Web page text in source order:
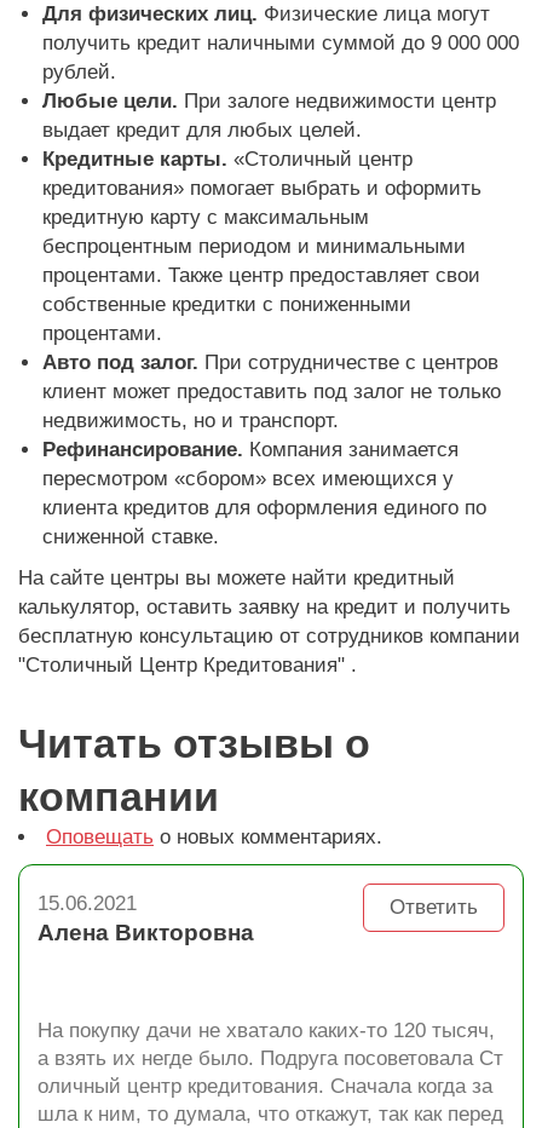
Для физических лиц. Физические лица могут
получить кредит наличными суммой до 9 000 000
рублей.
Любые цели. При залоге недвижимости центр
выдает кредит для любых целей.
Кредитные карты. «Столичный центр
кредитования» помогает выбрать и оформить
кредитную карту с максимальным
беспроцентным периодом и минимальными
процентами. Также центр предоставляет свои
собственные кредитки с пониженными
процентами.
Авто под залог. При сотрудничестве с центров
клиент может предоставить под залог не только
недвижимость, но и транспорт.
Рефинансирование. Компания занимается
пересмотром «сбором» всех имеющихся у
клиента кредитов для оформления единого по
сниженной ставке.
На сайте центры вы можете найти кредитный
калькулятор, оставить заявку на кредит и получить
бесплатную консультацию от сотрудников компании
"Столичный Центр Кредитования" .
Читать отзывы о
компании
Оповещать о новых комментариях.
Ответить
15.06.2021
Алена Викторовна
На покупку дачи не хватало каких-то 120 тысяч,
а взять их негде было. Подруга посоветовала Ст
оличный центр кредитования. Сначала когда за
шла к ним, то думала, что откажут, так как перед